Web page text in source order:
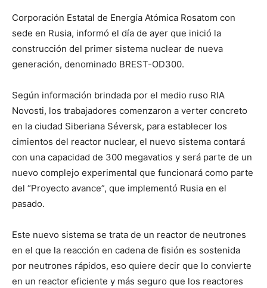
Corporación Estatal de Energía Atómica Rosatom con
sede en Rusia, informó el día de ayer que inició la
construcción del primer sistema nuclear de nueva
generación, denominado BREST-OD300.
Según información brindada por el medio ruso RIA
Novosti, los trabajadores comenzaron a verter concreto
en la ciudad Siberiana Séversk, para establecer los
cimientos del reactor nuclear, el nuevo sistema contará
con una capacidad de 300 megavatios y será parte de un
nuevo complejo experimental que funcionará como parte
del “Proyecto avance”, que implementó Rusia en el
pasado.
Este nuevo sistema se trata de un reactor de neutrones
en el que la reacción en cadena de fisión es sostenida
por neutrones rápidos, eso quiere decir que lo convierte
en un reactor eficiente y más seguro que los reactores